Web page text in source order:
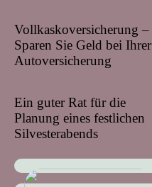
Vollkaskoversicherung –
Sparen Sie Geld bei Ihrer
Autoversicherung
Ein guter Rat für die
Planung eines festlichen
Silvesterabends